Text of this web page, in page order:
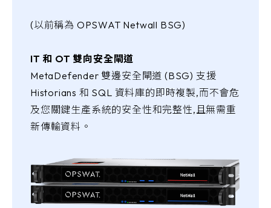
(以前稱為 OPSWAT Netwall BSG)
IT 和 OT 雙向安全閘道
MetaDefender 雙邊安全閘道 (BSG) 支援
Historians 和 SQL 資料庫的即時複製,而不會危
及您關鍵生產系統的安全性和完整性,且無需重
新傳輸資料。